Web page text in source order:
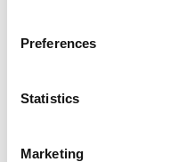
Preferences
Statistics
Marketing